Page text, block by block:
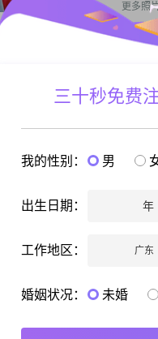
更多照
能经常对我微笑；想有个人，
的时候只希望能简单快乐的携
40-50岁 | 168-174cm |
自己去看看吧
23-33岁 | 176-180cm | 未
三十秒免费
我的性别： 男
出生日期： 年
工作地区： 广东
婚姻状况： 未婚